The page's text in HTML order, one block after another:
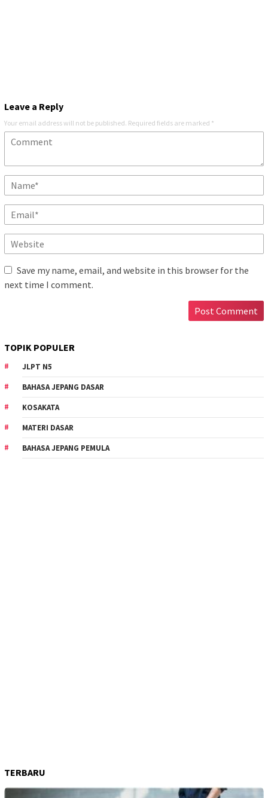
Leave a Reply
Your email address will not be published. Required fields are marked *
Save my name, email, and website in this browser for the
next time I comment.
TOPIK POPULER
JLPT N5
BAHASA JEPANG DASAR
KOSAKATA
MATERI DASAR
BAHASA JEPANG PEMULA
TERBARU